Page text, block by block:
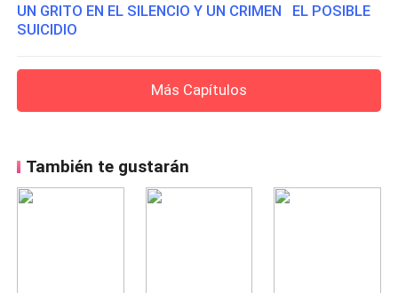
UN GRITO EN EL SILENCIO Y UN CRIMEN EL POSIBLE
SUICIDIO
Más Capítulos
También te gustarán